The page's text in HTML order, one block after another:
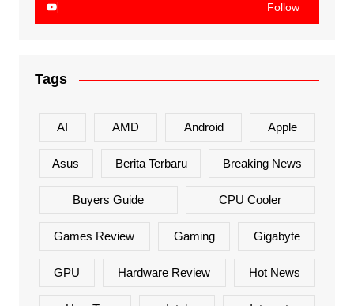
Follow
Tags
AI AMD Android Apple
Asus Berita Terbaru Breaking News
Buyers Guide CPU Cooler
Games Review Gaming Gigabyte
GPU Hardware Review Hot News